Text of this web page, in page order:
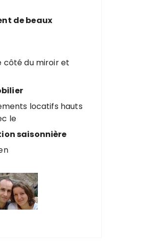
de beaux
côté du miroir et
locatifs hauts
le
saisonnière